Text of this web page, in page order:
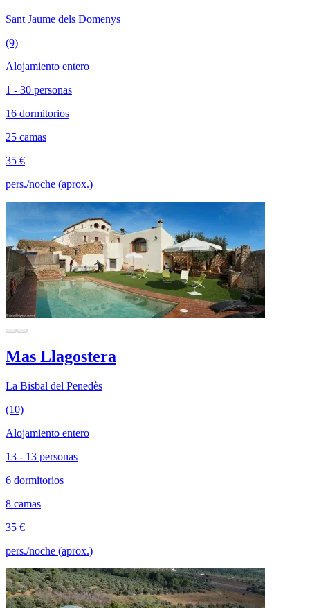
Sant Jaume dels Domenys
(9)
Alojamiento entero
1 - 30 personas
16 dormitorios
25 camas
35 €
pers./noche (aprox.)
Mas Llagostera
La Bisbal del Penedès
(10)
Alojamiento entero
13 - 13 personas
6 dormitorios
8 camas
35 €
pers./noche (aprox.)